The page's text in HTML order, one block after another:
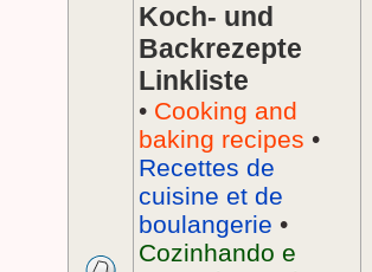
Koch- und
Backrezepte
Linkliste
• Cooking and
baking recipes •
Recettes de
cuisine et de
boulangerie •
Cozinhando e